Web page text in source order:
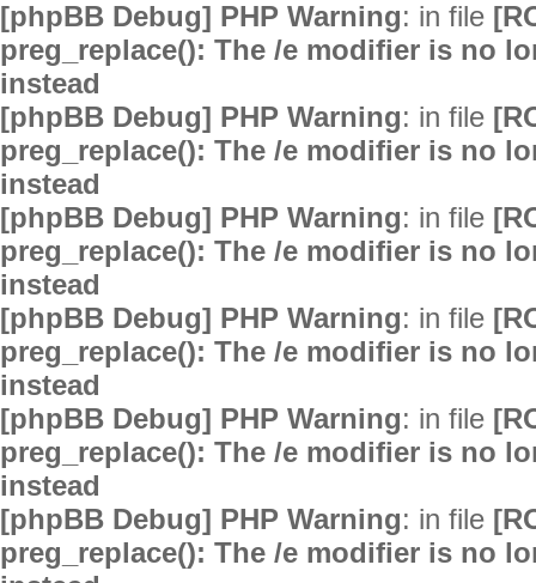
[phpBB Debug] PHP Warning: in file
preg_replace(): The /e modifier is no
instead
[phpBB Debug] PHP Warning: in file
preg_replace(): The /e modifier is no
instead
[phpBB Debug] PHP Warning: in file
preg_replace(): The /e modifier is no
instead
[phpBB Debug] PHP Warning: in file
preg_replace(): The /e modifier is no
instead
[phpBB Debug] PHP Warning: in file
preg_replace(): The /e modifier is no
instead
[phpBB Debug] PHP Warning: in file
preg_replace(): The /e modifier is no